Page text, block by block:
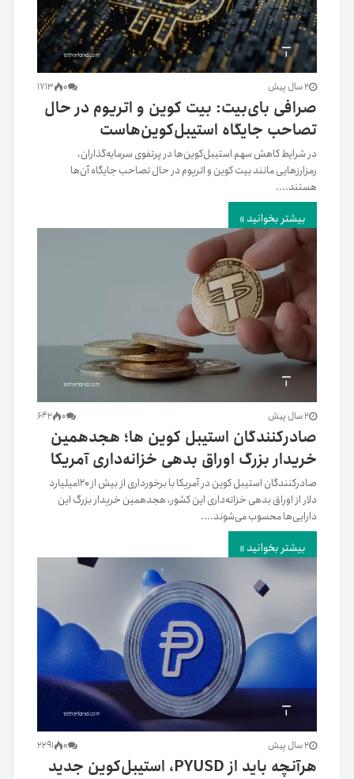
2 سال پیش 0
1713
صرافی بای‌بیت: بیت کوین و اتریوم در حال
تصاحب جایگاه استیبل‌کوین‌هاست
در شرایط کاهش سهم استیبل‌کوین‌ها در پرتفوی سرمایه‌گذاران،
رمزارزهایی مانند بیت کوین و اتریوم در حال تصاحب جایگاه آن‌ها
هستند....
بیشتر بخوانید »
2 سال پیش 0
642
صادرکنندگان استیبل کوین ها؛ هجدهمین
خریدار بزرگ اوراق بدهی خزانه‌داری آمریکا
صادرکنندگان استیبل کوین در آمریکا با برخورداری از بیش از ۱۲۰میلیارد
دلار از اوراق بدهی خزانه‌داری این کشور، هجدهمین خریدار بزرگ این
دارایی‌ها محسوب می‌شوند....
بیشتر بخوانید »
2 سال پیش 0
2291
هرآنچه باید از PYUSD، استیبل‌کوین جدید